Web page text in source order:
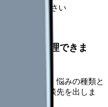
認してください
インか整理できま
大丈夫です。悩みの種類と
き記事と相談先を出しま